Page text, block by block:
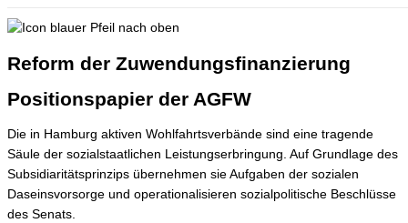
Reform der Zuwendungsfinanzierung
Positionspapier der AGFW
Die in Hamburg aktiven Wohlfahrtsverbände sind eine tragende
Säule der sozialstaatlichen Leistungserbringung. Auf Grundlage des
Subsidiaritätsprinzips übernehmen sie Aufgaben der sozialen
Daseinsvorsorge und operationalisieren sozialpolitische Beschlüsse
des Senats.